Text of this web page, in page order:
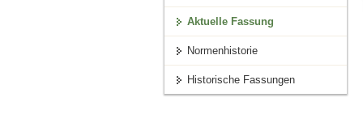
Aktuelle Fassung
Normenhistorie
Historische Fassungen